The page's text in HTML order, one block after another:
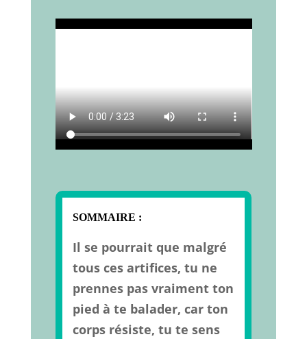
SOMMAIRE :
Il se pourrait que malgré
tous ces artifices, tu ne
prennes pas vraiment ton
pied à te balader, car ton
corps résiste, tu te sens